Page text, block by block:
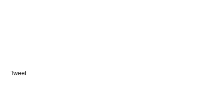
Tweet